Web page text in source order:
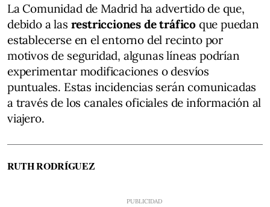
La Comunidad de Madrid ha advertido de que,
debido a las restricciones de tráficoque puedan
establecerse en el entorno del recinto por
motivos de seguridad, algunas líneas podrían
experimentar modificaciones o desvíos
puntuales. Estas incidencias serán comunicadas
a través de los canales oficiales de información al
viajero.
RUTH RODRÍGUEZ